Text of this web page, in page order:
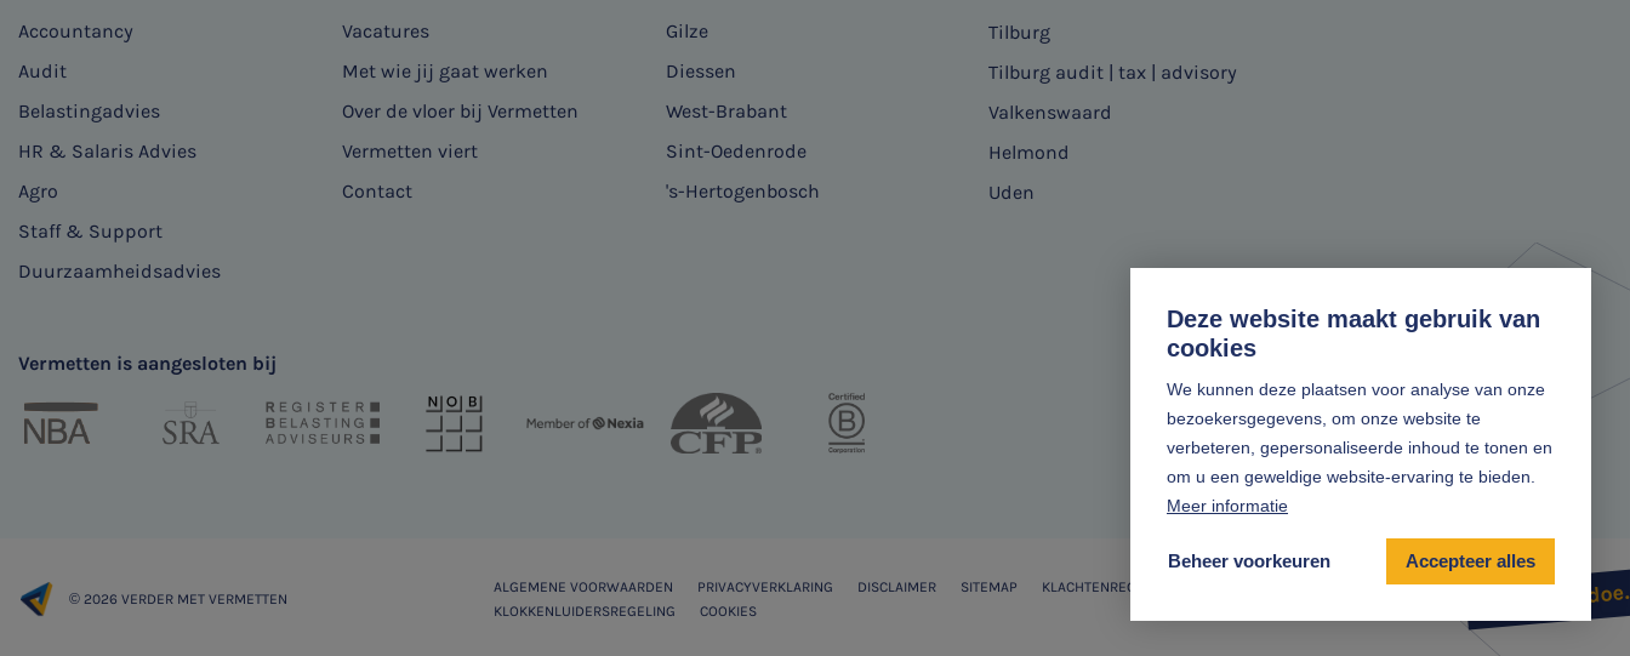
Deze website maakt gebruik van
cookies
We kunnen deze plaatsen voor analyse van onze
bezoekersgegevens, om onze website te
verbeteren, gepersonaliseerde inhoud te tonen en
om u een geweldige website-ervaring te bieden.
Meer informatie
Beheer voorkeuren Accepteer alles
Accountancy
Audit
Belastingadvies
HR & Salaris Advies
Agro
Staff & Support
Duurzaamheidsadvies
Vacatures
Met wie jij gaat werken
Over de vloer bij Vermetten
Vermetten viert
Contact
Gilze
Diessen
West-Brabant
Sint-Oedenrode
's-Hertogenbosch
Tilburg
Tilburg audit | tax | advisory
Valkenswaard
Helmond
Uden
Vermetten is aangesloten bij
© 2026 VERDER MET VERMETTEN
ALGEMENE VOORWAARDEN PRIVACYVERKLARING DISCLAIMER SITEMAP
KLACHTENREGELING
KLOKKENLUIDERSREGELING
COOKIES Zonder gedoe.